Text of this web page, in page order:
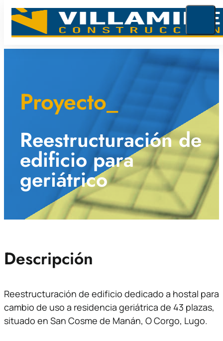
Proyecto_
Reestructuración de
edificio para
geriátrico
Descripción
Reestructuración de edificio dedicado a hostal para
cambio de uso a residencia geriátrica de 43 plazas,
situado en San Cosme de Manán, O Corgo, Lugo.